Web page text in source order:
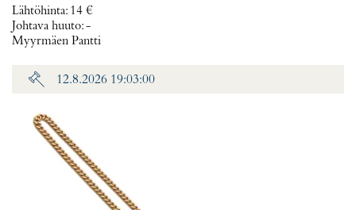
Lähtöhinta: 14 €
Johtava huuto:-
Myyrmäen Pantti
12.8.2026 19:03:00